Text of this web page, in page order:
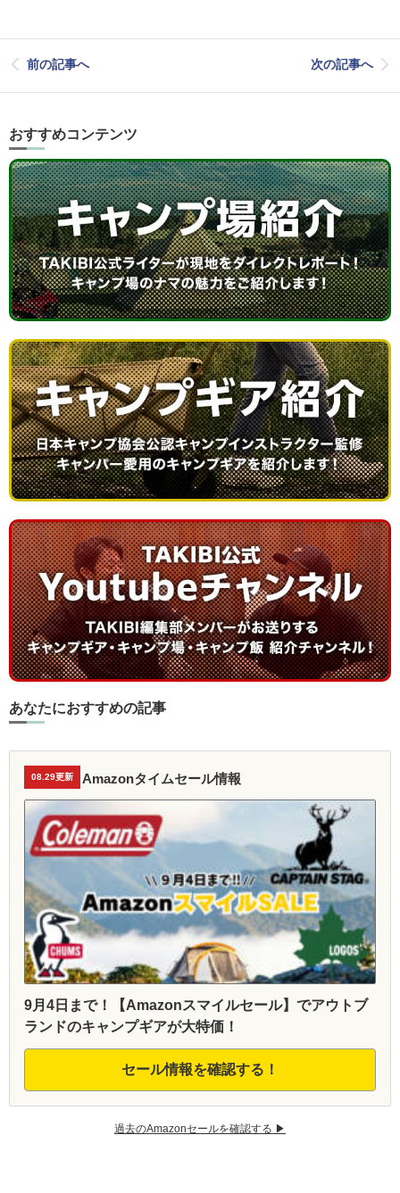
前の記事へ 次の記事へ
おすすめコンテンツ
あなたにおすすめの記事
08.29更新 Amazonタイムセール情報
9月4日まで！【Amazonスマイルセール】でアウトブ
ランドのキャンプギアが大特価！
セール情報を確認する！
過去のAmazonセールを確認する ▶︎